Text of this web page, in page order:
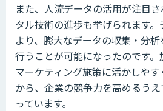
また、人流データの活用が注目
タル技術の進歩も挙げられます
より、膨大なデータの収集・分
行うことが可能になったのです
マーケティング施策に活かしや
から、企業の競争力を高めるう
っています。